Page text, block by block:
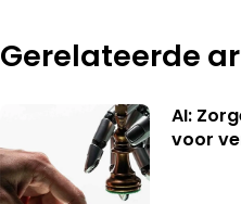
Gerelateerde
AI:
voor